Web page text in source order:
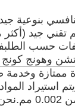
بنوعية
(أكثر من 23 عامًا من
حسب الطلب
ممتازة
استيراد
وخطأ